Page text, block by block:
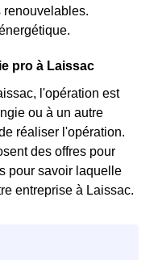
renouvelables.
pro à Laissac
l'opération est
ou à un autre
réaliser l'opération.
des offres pour
pour savoir laquelle
entreprise à Laissac.